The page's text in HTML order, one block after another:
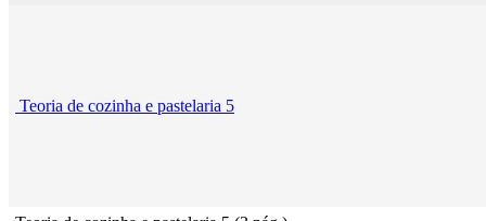
Teoria de cozinha e pastelaria 5